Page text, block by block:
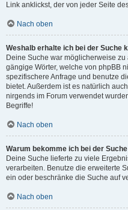
Link anklickst, der von jeder Seite
Nach oben
Weshalb erhalte ich bei der Suche
Deine Suche war möglicherweise
gängige Wörter, welche von phpBB
spezifischere Anfrage und benutze
bietet. Außerdem ist es natürlich
nirgends im Forum verwendet
Begriffe!
Nach oben
Warum bekomme ich bei der
Deine Suche lieferte zu viele
verarbeiten. Benutze die erweiterte
ein oder beschränke die Suche auf
Nach oben